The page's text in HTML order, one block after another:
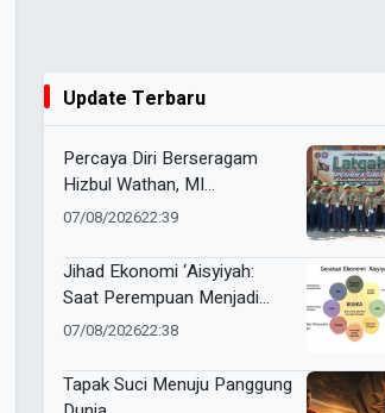
Update Terbaru
Percaya Diri Berseragam
Hizbul Wathan, MI
Muhammadiyah Resik Ikuti
Sambeng
07/08/202622:39
Jihad Ekonomi ‘Aisyiyah:
Saat Perempuan Menjadi
Penggerak Kemandirian
07/08/202622:38
Tapak Suci Menuju Panggung